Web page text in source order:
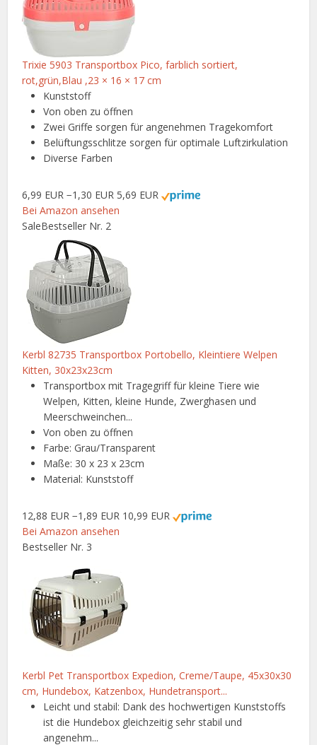
Trixie 5903 Transportbox Pico, farblich sortiert,
rot,grün,Blau ,23 × 16 × 17 cm
Kunststoff
Von oben zu öffnen
Zwei Griffe sorgen für angenehmen Tragekomfort
Belüftungsschlitze sorgen für optimale Luftzirkulation
Diverse Farben
6,99 EUR −1,30 EUR 5,69 EUR
Bei Amazon ansehen
SaleBestseller Nr. 2
Kerbl 82735 Transportbox Portobello, Kleintiere Welpen
Kitten, 30x23x23cm
Transportbox mit Tragegriff für kleine Tiere wie
Welpen, Kitten, kleine Hunde, Zwerghasen und
Meerschweinchen...
Von oben zu öffnen
Farbe: Grau/Transparent
Maße: 30 x 23 x 23cm
Material: Kunststoff
12,88 EUR −1,89 EUR 10,99 EUR
Bei Amazon ansehen
Bestseller Nr. 3
Kerbl Pet Transportbox Expedion, Creme/Taupe, 45x30x30
cm, Hundebox, Katzenbox, Hundetransport...
Leicht und stabil: Dank des hochwertigen Kunststoffs
ist die Hundebox gleichzeitig sehr stabil und
angenehm...